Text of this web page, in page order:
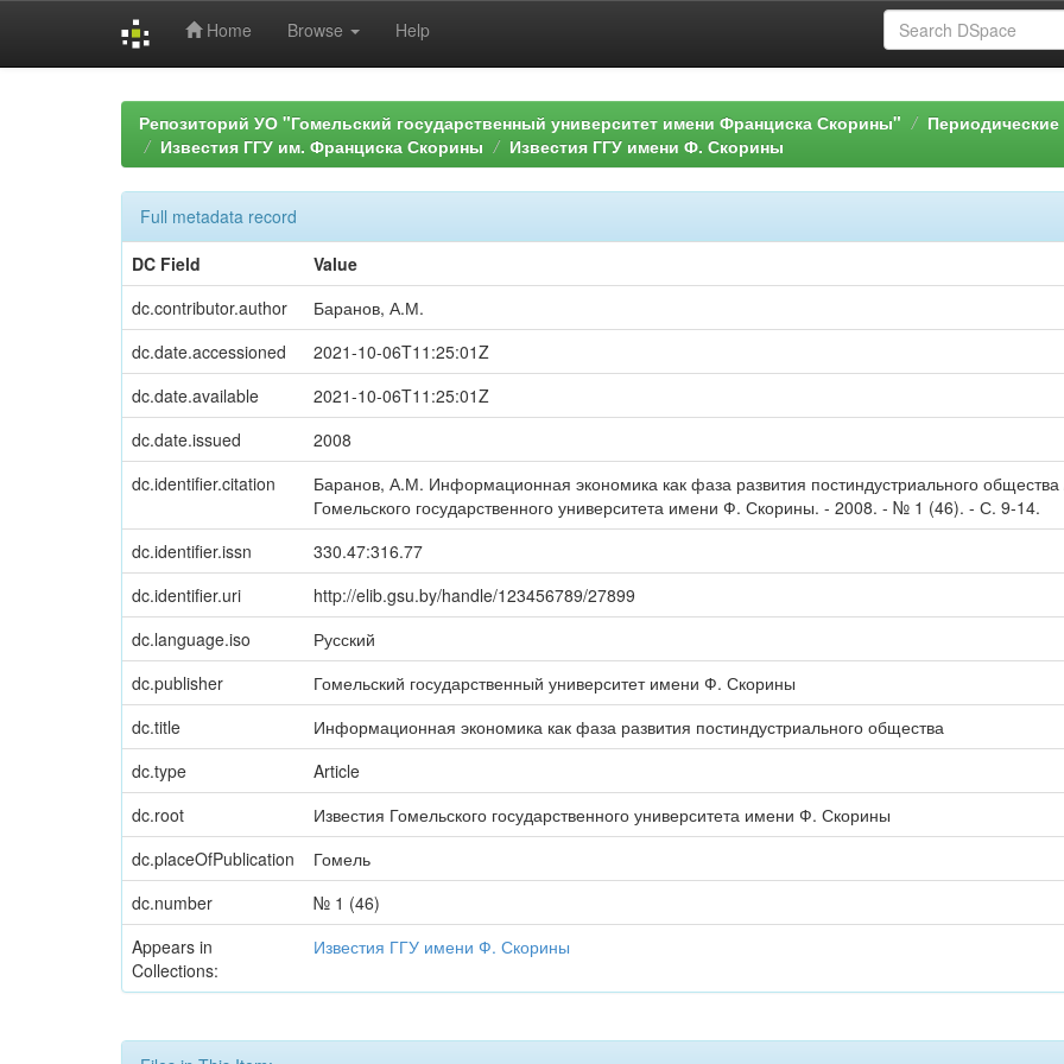
Home Browse Help
Репозиторий УО "Гомельский государственный университет имени Франциска Скорины"
Периодические
Известия ГГУ им. Франциска Скорины
Известия ГГУ имени Ф. Скорины
Full metadata record
DC Field
Value
dc.contributor.author
Баранов, А.М.
dc.date.accessioned
2021-10-06T11:25:01Z
dc.date.available
2021-10-06T11:25:01Z
dc.date.issued
2008
dc.identifier.citation
Баранов, А.М. Информационная экономика как фаза развития постиндустриального
Гомельского государственного университета имени Ф. Скорины. - 2008. - № 1 (46). - С. 9-14.
dc.identifier.issn 330.47:316.77
dc.identifier.uri
http://elib.gsu.by/handle/123456789/27899
dc.language.iso
Русский
dc.publisher
Гомельский государственный университет имени Ф. Скорины
dc.title
Информационная экономика как фаза развития постиндустриального общества
dc.type
Article
dc.root
Известия Гомельского государственного университета имени Ф. Скорины
dc.placeOfPublication
Гомель
dc.number
№ 1 (46)
Appears in
Collections:
Известия ГГУ имени Ф. Скорины